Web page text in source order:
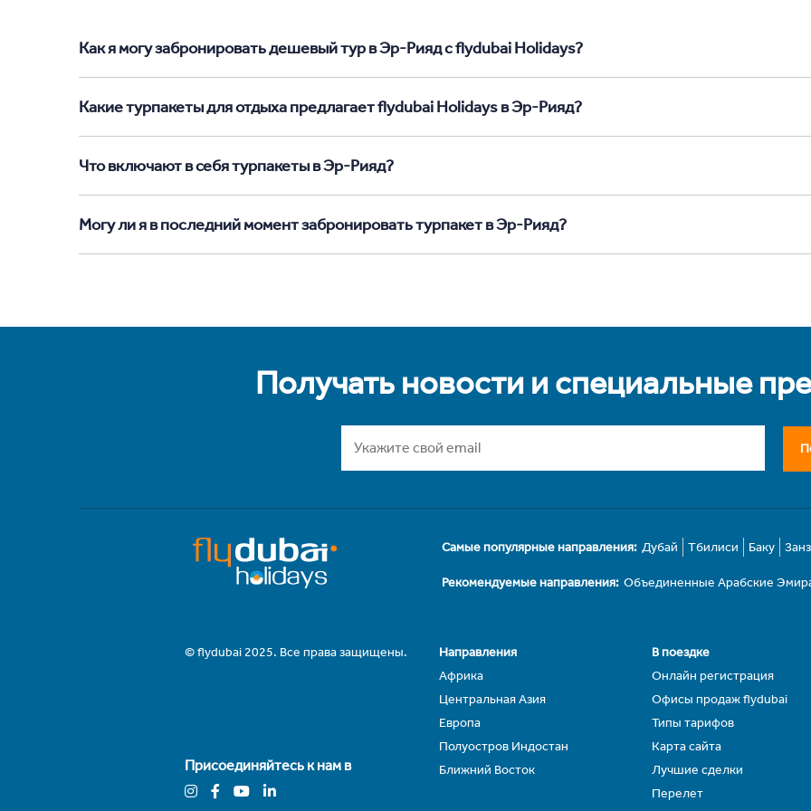
Как я могу забронировать дешевый тур в Эр-Рияд с flydubai Holidays?
Какие турпакеты для отдыха предлагает flydubai Holidays в Эр-Рияд?
Что включают в себя турпакеты в Эр-Рияд?
Могу ли я в последний момент забронировать турпакет в Эр-Рияд?
Получать новости и специальные
Самые популярные направления: Дубай Тбилиси Баку
Рекомендуемые направления: Объединенные Арабские
© flydubai 2025. Все права защищены.
Присоединяйтесь к нам в
Направления
Африка
Центральная Азия
Европа
Полуостров Индостан
Ближний Восток
В поездке
Онлайн регистрация
Офисы продаж flydubai
Типы тарифов
Карта сайта
Лучшие сделки
Перелет